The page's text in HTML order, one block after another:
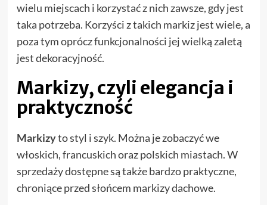
wielu miejscach i korzystać z nich zawsze, gdy jest
taka potrzeba. Korzyści z takich markiz jest wiele, a
poza tym oprócz funkcjonalności jej wielką zaletą
jest dekoracyjność.
Markizy, czyli elegancja i
praktyczność
Markizyto styl i szyk. Można je zobaczyć we
włoskich, francuskich oraz polskich miastach. W
sprzedaży dostępne są także bardzo praktyczne,
chroniące przed słońcem markizy dachowe.